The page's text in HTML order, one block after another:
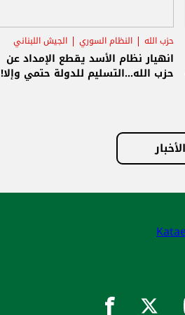
حزب الله النظام السوري الجيش اللبناني
انهيار نظام الأسد يقطع الإمداد عن
حزب الله...التسليم للدولة حتمي وإلا!